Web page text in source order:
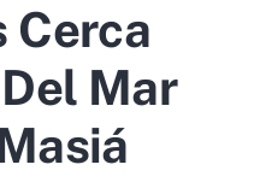
Cerca
Mar